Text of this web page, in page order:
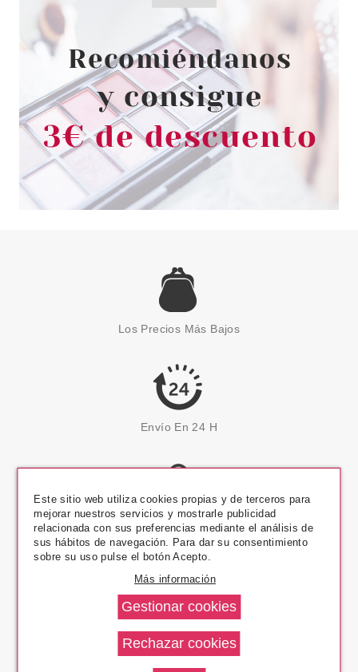
Los Precios Más Bajos
Envío En 24 H
Pago Seguro
14 Días Devolución
Este sitio web utiliza cookies propias y de terceros para
mejorar nuestros servicios y mostrarle publicidad
relacionada con sus preferencias mediante el análisis de
sus hábitos de navegación. Para dar su consentimiento
sobre su uso pulse el botón Acepto.
Más información